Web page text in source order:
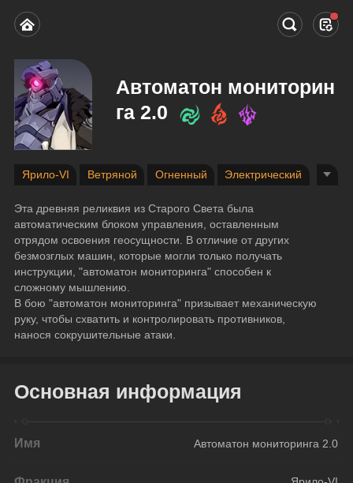
Автоматон мониторин
га 2.0
Ярило-VI Ветряной Огненный Электрический
Эта древняя реликвия из Старого Света была
автоматическим блоком управления, оставленным
отрядом освоения геосущности. В отличие от других
безмозглых машин, которые могли только получать
инструкции, "автоматон мониторинга" способен к
сложному мышлению.
В бою "автоматон мониторинга" призывает механическую
руку, чтобы схватить и контролировать противников,
нанося сокрушительные атаки.
Основная информация
Имя Автоматон мониторинга 2.0